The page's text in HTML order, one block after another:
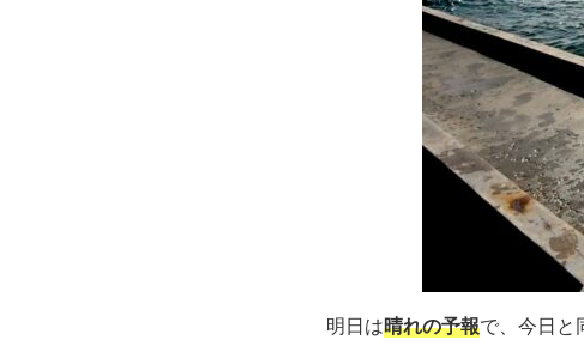
明日は晴れの予報で、今日と